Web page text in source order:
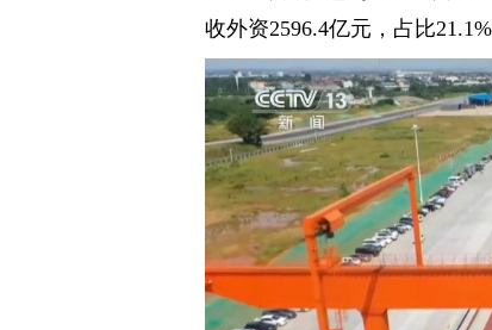
收外资2596.4亿元，占比21.1%